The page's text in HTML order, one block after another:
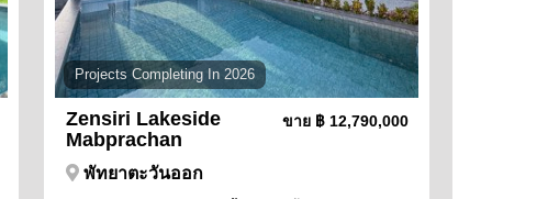
Projects Completing In 2026
Zensiri Lakeside
Mabprachan
ขาย ฿ 12,790,000
พัทยาตะวันออก